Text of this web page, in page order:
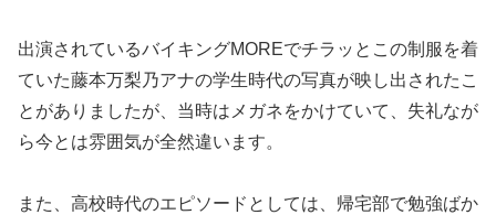
出演されているバイキングMOREでチラッとこの制服を着
ていた藤本万梨乃アナの学生時代の写真が映し出されたこ
とがありましたが、当時はメガネをかけていて、失礼なが
ら今とは雰囲気が全然違います。
また、高校時代のエピソードとしては、帰宅部で勉強ばか